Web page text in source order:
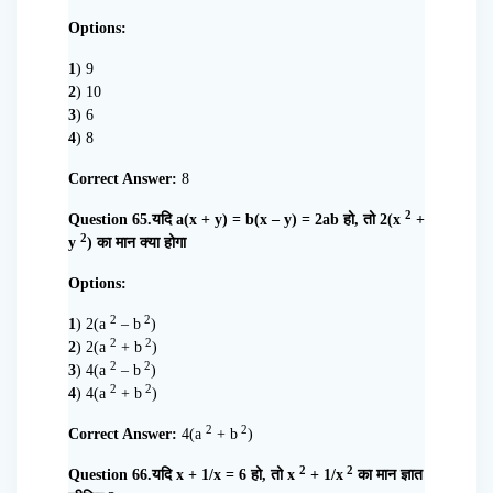
Options:
1) 9
2) 10
3) 6
4) 8
Correct Answer: 8
Question 65.यदि a(x + y) = b(x – y) = 2ab हो, तो 2(x 2 +
y 2) का मान क्या होगा
Options:
1) 2(a 2 – b 2)
2) 2(a 2 + b 2)
3) 4(a 2 – b 2)
4) 4(a 2 + b 2)
Correct Answer: 4(a 2 + b 2)
Question 66.यदि x + 1/x = 6 हो, तो x 2 + 1/x 2 का मान ज्ञात